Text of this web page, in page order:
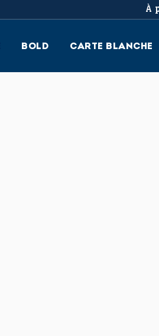
À
BOLD CARTE BLANCHE